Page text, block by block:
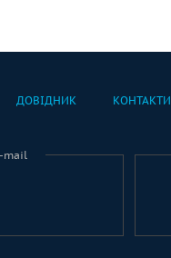
ДОВІДНИК КОНТАКТИ
mail